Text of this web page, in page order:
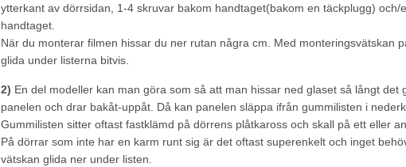
ytterkant av dörrsidan, 1-4 skruvar bakom handtaget(bakom en täckplugg) och/
handtaget.
När du monterar filmen hissar du ner rutan några cm. Med monteringsvätskan
glida under listerna bitvis.
2) En del modeller kan man göra som så att man hissar ned glaset så långt det
panelen och drar bakåt-uppåt. Då kan panelen släppa ifrån gummilisten i
Gummilisten sitter oftast fastklämd på dörrens plåtkaross och skall på ett eller
På dörrar som inte har en karm runt sig är det oftast superenkelt och inget
vätskan glida ner under listen.